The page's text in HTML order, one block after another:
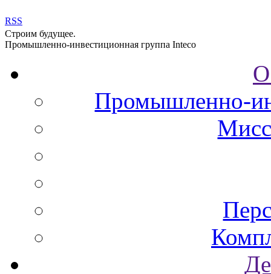
RSS
Строим будущее.
Промышленно-инвестиционная группа Inteco
Промышленно-